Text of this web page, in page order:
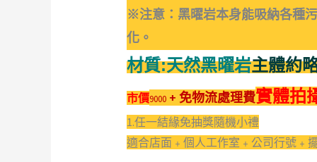
※注意：黑曜岩本身能吸納各種
化。
材質:天然黑曜岩主體約
市價9000+ 免物流處理費實體拍
1.任一結緣免抽獎隨機小禮
適合店面﹢個人工作室﹢公司行號﹢